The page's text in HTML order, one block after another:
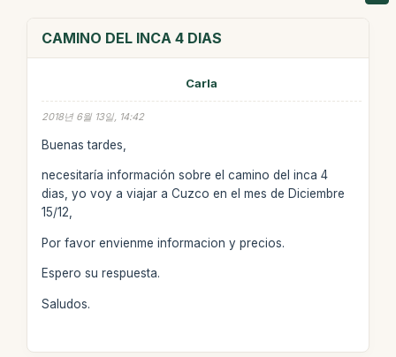
CAMINO DEL INCA 4 DIAS
Carla
2018년 6월 13일, 14:42
Buenas tardes,
necesitaría información sobre el camino del inca 4
dias, yo voy a viajar a Cuzco en el mes de Diciembre
15/12,
Por favor envienme informacion y precios.
Espero su respuesta.
Saludos.